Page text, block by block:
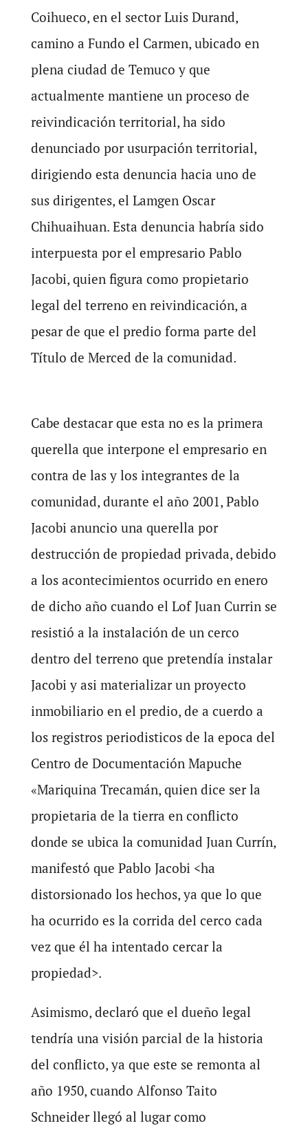
Coihueco, en el sector Luis Durand,
camino a Fundo el Carmen, ubicado en
plena ciudad de Temuco y que
actualmente mantiene un proceso de
reivindicación territorial, ha sido
denunciado por usurpación territorial,
dirigiendo esta denuncia hacia uno de
sus dirigentes, el Lamgen Oscar
Chihuaihuan. Esta denuncia habría sido
interpuesta por el empresario Pablo
Jacobi, quien figura como propietario
legal del terreno en reivindicación, a
pesar de que el predio forma parte del
Título de Merced de la comunidad.
Cabe destacar que esta no es la primera
querella que interpone el empresario en
contra de las y los integrantes de la
comunidad, durante el año 2001, Pablo
Jacobi anuncio una querella por
destrucción de propiedad privada, debido
a los acontecimientos ocurrido en enero
de dicho año cuando el Lof Juan Currin se
resistió a la instalación de un cerco
dentro del terreno que pretendía instalar
Jacobi y asi materializar un proyecto
inmobiliario en el predio, de a cuerdo a
los registros periodisticos de la epoca del
Centro de Documentación Mapuche
«Mariquina Trecamán, quien dice ser la
propietaria de la tierra en conflicto
donde se ubica la comunidad Juan Currín,
manifestó que Pablo Jacobi <ha
distorsionado los hechos, ya que lo que
ha ocurrido es la corrida del cerco cada
vez que él ha intentado cercar la
propiedad>.
Asimismo, declaró que el dueño legal
tendría una visión parcial de la historia
del conflicto, ya que este se remonta al
año 1950, cuando Alfonso Taito
Schneider llegó al lugar como